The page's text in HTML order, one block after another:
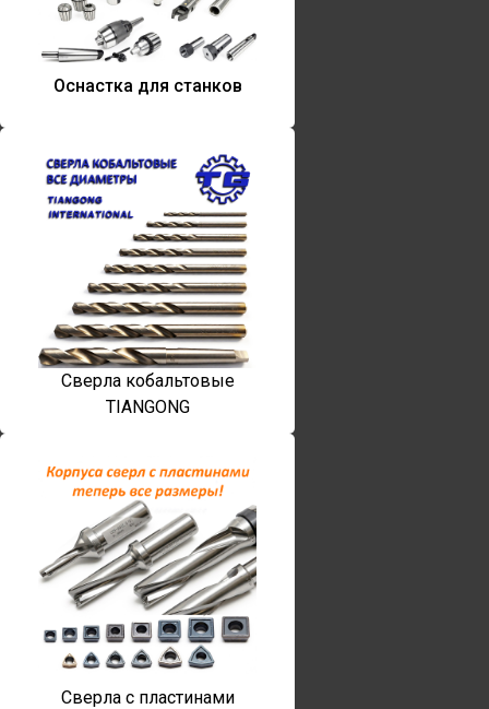
Оснастка для станков
Сверла кобальтовые
TIANGONG
Сверла с пластинами